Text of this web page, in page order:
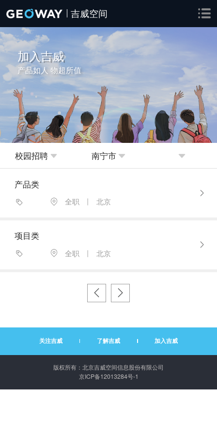
吉威空间
加入吉威
产品如人 物超所值
校园招聘 南宁市
产品类
全职 丨 北京
项目类
全职 丨 北京
关注吉威 了解吉威 加入吉威
版权所有：北京吉威空间信息股份有限公司
京ICP备12013284号-1